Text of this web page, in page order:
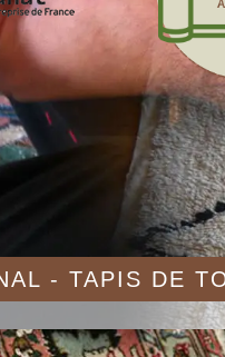
- TAPIS DE